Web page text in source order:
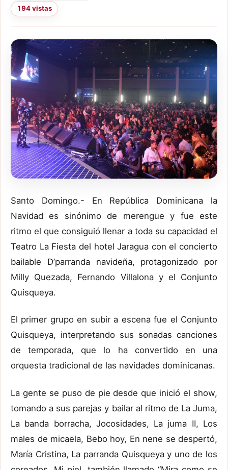
194 vistas
Santo Domingo.- En República Dominicana la
Navidad es sinónimo de merengue y fue este
ritmo el que consiguió llenar a toda su capacidad el
Teatro La Fiesta del hotel Jaragua con el concierto
bailable D’parranda navideña, protagonizado por
Milly Quezada, Fernando Villalona y el Conjunto
Quisqueya.
El primer grupo en subir a escena fue el Conjunto
Quisqueya, interpretando sus sonadas canciones
de temporada, que lo ha convertido en una
orquesta tradicional de las navidades dominicanas.
La gente se puso de pie desde que inició el show,
tomando a sus parejas y bailar al ritmo de La Juma,
La banda borracha, Jocosidades, La juma II, Los
males de micaela, Bebo hoy, En nene se despertó,
María Cristina, La parranda Quisqueya y uno de los